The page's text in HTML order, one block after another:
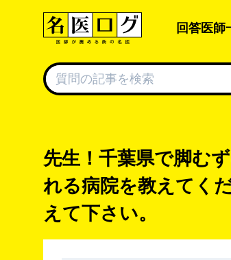
回答医師
先生！千葉県で脚む
れる病院を教えてく
えて下さい。